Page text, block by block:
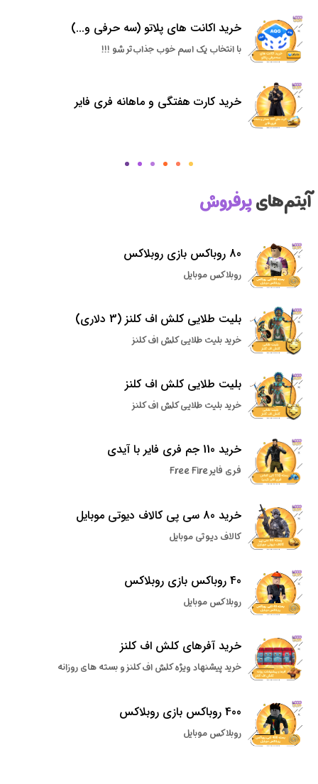
خرید اکانت های پلاتو (سه حرفی و...)
با انتخاب یک اسم خوب جذاب‌تر شو !!!
خرید کارت هفتگی و ماهانه فری فایر
آیتم‌هایپرفروش
80 روباکس بازی روبلاکس
روبلاکس موبایل
بلیت طلایی کلش اف کلنز (3 دلاری)
خرید بلیت طلایی کلش اف کلنز
بلیت طلایی کلش اف کلنز
خرید بلیت طلایی کلش اف کلنز
خرید 110 جم فری فایر با آیدی
فری فایر Free Fire
خرید 80 سی پی کالاف دیوتی موبایل
کالاف دیوتی موبایل
40 روباکس بازی روبلاکس
روبلاکس موبایل
خرید آفرهای کلش اف کلنز
خرید پیشنهاد ویژه کلش اف کلنز و بسته های روزانه
400 روباکس بازی روبلاکس
روبلاکس موبایل